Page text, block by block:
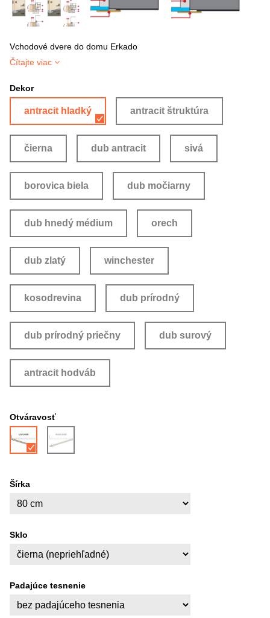
Vchodové dvere do domu Erkado
Čítajte viac
Dekor
antracit hladký antracit štruktúra
čierna dub antracit sivá
borovica biela dub močiarny
dub hnedý médium orech
dub zlatý winchester
kosodrevina dub prírodný
dub prírodný priečny dub surový
antracit hodváb
Otváravosť
Šírka
Sklo
Padajúce tesnenie